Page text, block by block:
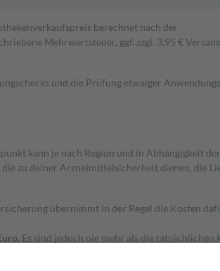
berechnet nach der
Mehrwertsteuer, ggf. zzgl. 3,95 €
und die Prüfung etwaiger
kann je nach Region und in Abhängigkeit der
zu deiner Arzneimittelsicherheit dienen, die
übernimmt in der Regel die Kosten
Es sind jedoch nie mehr als die tatsächlichen